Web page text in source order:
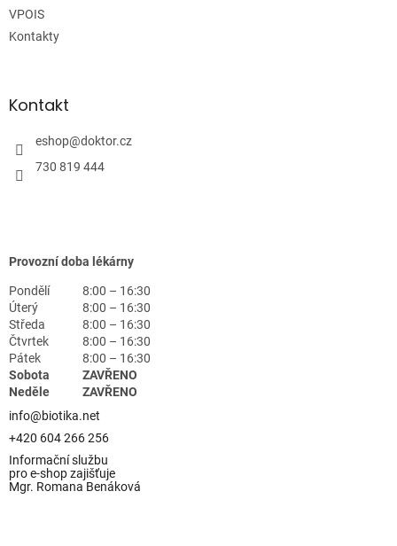
VPOIS
Kontakty
Kontakt
eshop@doktor.cz
730 819 444
Provozní doba lékárny
Pondělí
8:00 – 16:30
Úterý
8:00 – 16:30
Středa
8:00 – 16:30
Čtvrtek
8:00 – 16:30
Pátek
8:00 – 16:30
Sobota
ZAVŘENO
Neděle
ZAVŘENO
info@biotika.net
+420 604 266 256
Informační službu
pro e-shop zajišťuje
Mgr. Romana Benáková